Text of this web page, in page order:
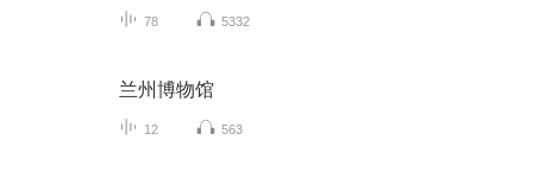
78 5332
兰州博物馆
12 563